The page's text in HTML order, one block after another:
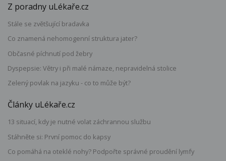
Z poradny uLékaře.cz
Stále se zvětšující bradavka
Co znamená nehomogenní struktura jater?
Občasné píchnutí pod žebry
Dyspepsie: Větry i při malé námaze, nepravidelná stolice
Zelený povlak na jazyku - co to může být?
Články uLékaře.cz
13 situací, kdy je nutné volat záchrannou službu
Stáhněte si: První pomoc do kapsy
Co pomáhá na oteklé nohy? Podpořte správné proudění lymfy